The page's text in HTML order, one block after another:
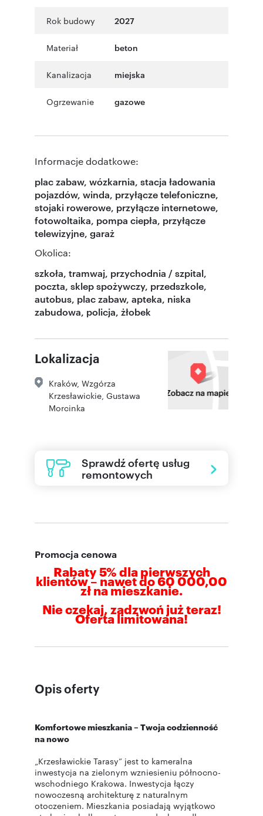
Rok budowy 2027
Materiał beton
Kanalizacja miejska
Ogrzewanie gazowe
Informacje dodatkowe:
plac zabaw, wózkarnia, stacja ładowania
pojazdów, winda, przyłącze telefoniczne,
stojaki rowerowe, przyłącze internetowe,
fotowoltaika, pompa ciepła, przyłącze
telewizyjne, garaż
Okolica:
szkoła, tramwaj, przychodnia / szpital,
poczta, sklep spożywczy, przedszkole,
autobus, plac zabaw, apteka, niska
zabudowa, policja, żłobek
Lokalizacja
Kraków, Wzgórza
Krzesławickie Gustawa
Morcinka
Sprawdź ofertę usług
remontowych
Promocja cenowa
Rabaty 5% dla pierwszych
klientów – nawet do 60 000,00
zł na mieszkanie.
Nie czekaj, zadzwoń już teraz!
Oferta limitowana!
Opis oferty
Komfortowe mieszkania – Twoja codzienność
na nowo
„Krzesławickie Tarasy” jest to kameralna
inwestycja na zielonym wzniesieniu północno-
wschodniego Krakowa. Inwestycja łączy
nowoczesną architekturę z naturalnym
otoczeniem. Mieszkania posiadają wyjątkowo